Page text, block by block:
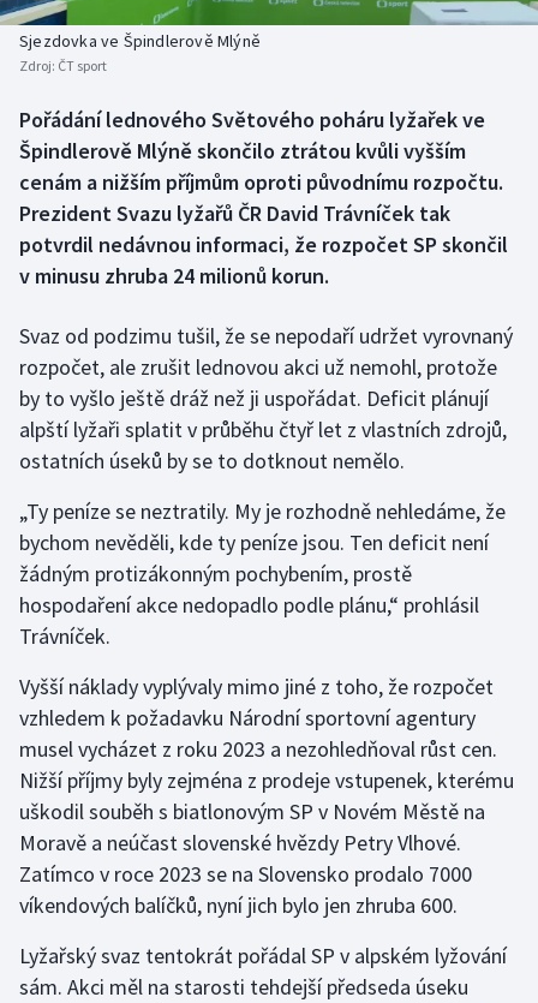
Biatlon
Box
Curling
Dostihy
Florbal
Futsal
Golf
Gymnastika
Házená
Jezdectví
Judo
Krasobruslení
Lezení
Lyže a snowboard
Moderní pětiboj
Motorsport
Aplikace ČT sport
Sjezdovka ve Špindlerově Mlýně
Zdroj: ČT sport
Pořádání lednového Světového poháru lyžařek ve
Špindlerově Mlýně skončilo ztrátou kvůli vyšším
cenám a nižším příjmům oproti původnímu rozpočtu.
Prezident Svazu lyžařů ČR David Trávníček tak
potvrdil nedávnou informaci, že rozpočet SP skončil
v minusu zhruba 24 milionů korun.
Svaz od podzimu tušil, že se nepodaří udržet vyrovnaný
rozpočet, ale zrušit lednovou akci už nemohl, protože
by to vyšlo ještě dráž než ji uspořádat. Deficit plánují
alpští lyžaři splatit v průběhu čtyř let z vlastních zdrojů,
ostatních úseků by se to dotknout nemělo.
„Ty peníze se neztratily. My je rozhodně nehledáme, že
bychom nevěděli, kde ty peníze jsou. Ten deficit není
žádným protizákonným pochybením, prostě
hospodaření akce nedopadlo podle plánu,“ prohlásil
Trávníček.
Vyšší náklady vyplývaly mimo jiné z toho, že rozpočet
vzhledem k požadavku Národní sportovní agentury
musel vycházet z roku 2023 a nezohledňoval růst cen.
Nižší příjmy byly zejména z prodeje vstupenek, kterému
uškodil souběh s biatlonovým SP v Novém Městě na
Moravě a neúčast slovenské hvězdy Petry Vlhové.
Zatímco v roce 2023 se na Slovensko prodalo 7000
víkendových balíčků, nyní jich bylo jen zhruba 600.
Lyžařský svaz tentokrát pořádal SP v alpském lyžování
sám. Akci měl na starosti tehdejší předseda úseku